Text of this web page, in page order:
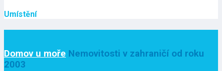
Umístění
Domov u moře Nemovitosti v zahraničí od roku
2003